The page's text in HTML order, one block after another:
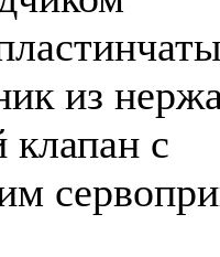
из
клапан с